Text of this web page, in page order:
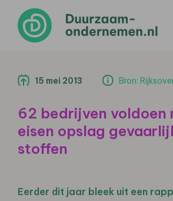
15 mei 2013 Bron:
62 bedrijven voldoen
eisen opslag
stoffen
Eerder dit jaar bleek uit een